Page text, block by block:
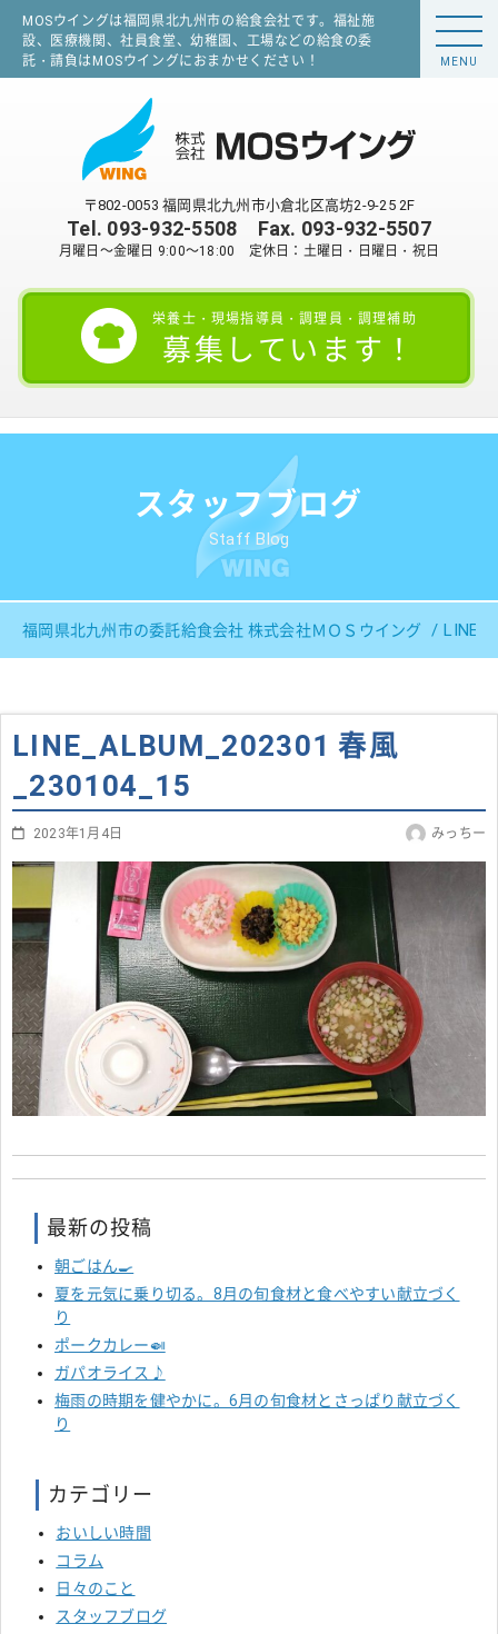
MOSウイングは福岡県北九州市の給食会社です。福祉施
設、医療機関、社員食堂、幼稚園、工場などの給食の委
託・請負はMOSウイングにおまかせください！
〒802-0053 福岡県北九州市小倉北区高坊2-9-25 2F
Tel. 093-932-5508 Fax. 093-932-5507
月曜日～金曜日 9:00～18:00 定休日：土曜日・日曜日・祝日
栄養士・現場指導員・調理員・調理補助
募集しています！
MENU
スタッフブログ
Staff Blog
福岡県北九州市の委託給食会社 株式会社ＭＯＳウイング
LINE_ALBUM_202301 春風
_230104_15
2023年1月4日 みっちー
最新の投稿
朝ごはん🍳
夏を元気に乗り切る。8月の旬食材と食べやすい献立づく
り
ポークカレー🍛
ガパオライス♪
梅雨の時期を健やかに。6月の旬食材とさっぱり献立づく
り
カテゴリー
おいしい時間
コラム
日々のこと
スタッフブログ